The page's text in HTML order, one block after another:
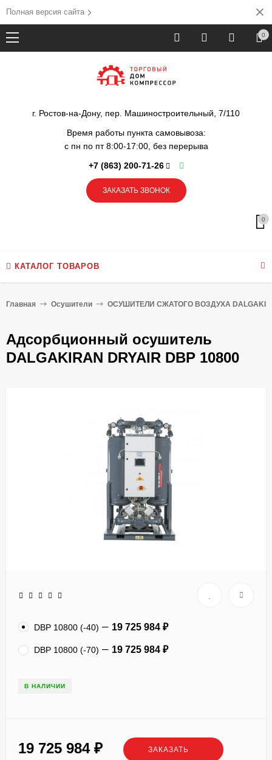
Полная версия сайта
0
г. Ростов-на-Дону, пер. Машиностроительный, 7/110
Время работы пункта самовывоза:
с пн по пт 8:00-17:00, без перерыва
+7 (863) 200-71-26
ЗАКАЗАТЬ ЗВОНОК
0
КАТАЛОГ ТОВАРОВ
Главная Осушители ОСУШИТЕЛИ СЖАТОГО ВОЗДУХА
Адсорбционный осушитель
DALGAKIRAN DRYAIR DBP 10800
DBP 10800 (-40) 19 725 984 ₽
DBP 10800 (-70) 19 725 984 ₽
В НАЛИЧИИ
19 725 984 ЗАКАЗАТЬ